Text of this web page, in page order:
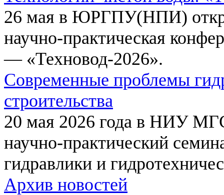
26 мая в ЮРГПУ(НПИ)
научно-практическая
— «Техновод-2026».
Современные проблемы
строительства
20 мая 2026 года в НИУ
научно-практический
гидравлики и
Архив новостей